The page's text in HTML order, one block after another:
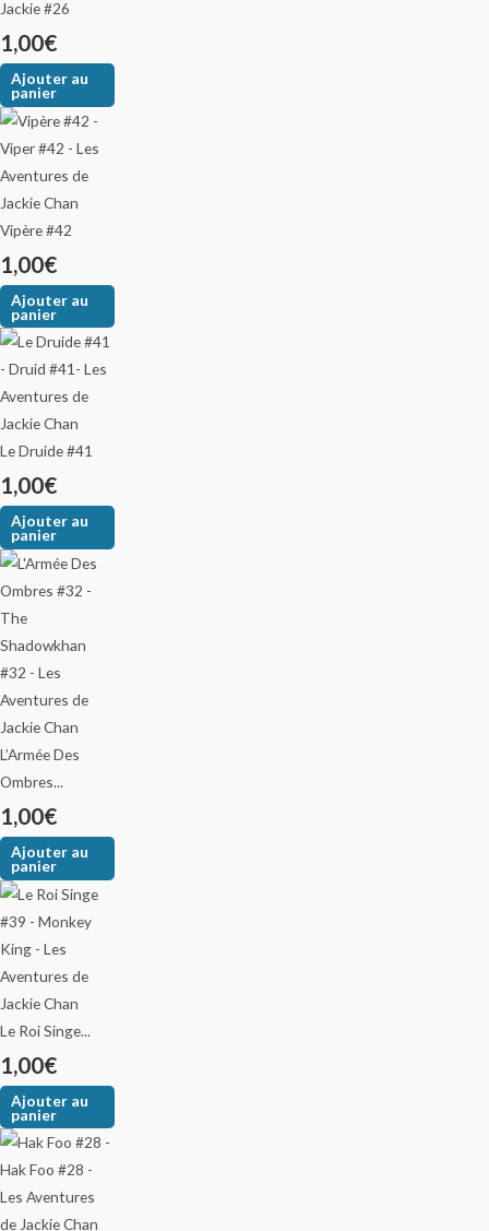
Jackie #26
1,00€
Ajouter au
panier
Vipère #42
1,00€
Ajouter au
panier
Le Druide #41
1,00€
Ajouter au
panier
L’Armée Des
Ombres...
1,00€
Ajouter au
panier
Le Roi Singe...
1,00€
Ajouter au
panier